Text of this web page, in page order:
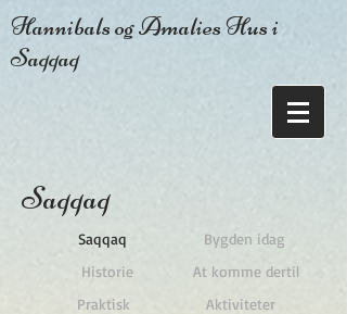
Hannibals og Amalies Hus i
Saqqaq
Saqqaq
Saqqaq
Historie
Praktisk
Bygden idag
At komme dertil
Aktiviteter